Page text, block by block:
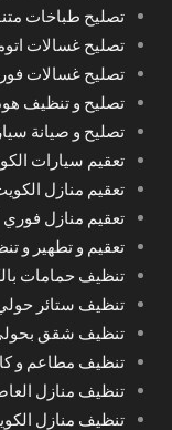
تصليح طباخات
تصليح غسالات
تصليح غسالات
تصليح و تنظيف
تصليح و صيانة
تعقيم سيارات
تعقيم منازل الكويت
تعقيم منازل فوري
تعقيم و تطهير و
تنظيف حمامات
تنظيف ستائر
تنظيف شقق
تنظيف مطاعم و
تنظيف منازل
تنظيف منازل الكويت